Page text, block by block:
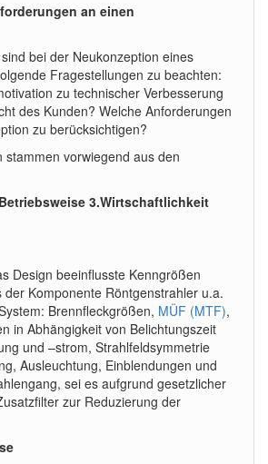
an einen
bei der Neukonzeption eines
Fragestellungen zu beachten:
zu technischer Verbesserung
des Kunden? Welche Anforderungen
zu berücksichtigen?
stammen vorwiegend aus den
3.Wirtschaftlichkeit
Design beeinflusste Kenngrößen
Komponente Röntgenstrahler u.a.
Brennfleckgrößen, MÜF (MTF),
in Abhängigkeit von Belichtungszeit
und –strom, Strahlfeldsymmetrie
Ausleuchtung, Einblendungen und
sei es aufgrund gesetzlicher
zur Reduzierung der